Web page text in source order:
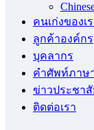
คนเก่งของเ
ลูกค้าองค์กร
บุคลากร
คําศัพท์ภาษ
ข่าวประชา
ติดต่อเรา